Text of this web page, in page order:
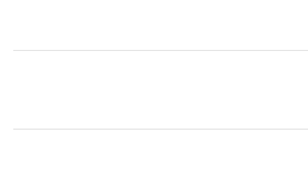
من الفنون الهندسية التي ارتبطت
في بلاد الشام ومصر خاصة، حيث يحرص